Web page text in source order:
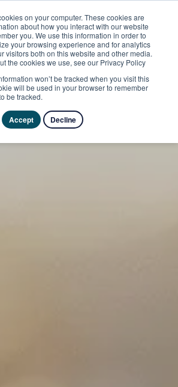
on your computer. These cookies are
about how you interact with our website
you. We use this information in order to
your browsing experience and for analytics
visitors both on this website and other media.
the cookies we use, see our Privacy Policy
won’t be tracked when you visit this
will be used in your browser to remember
be tracked.
Accept Decline